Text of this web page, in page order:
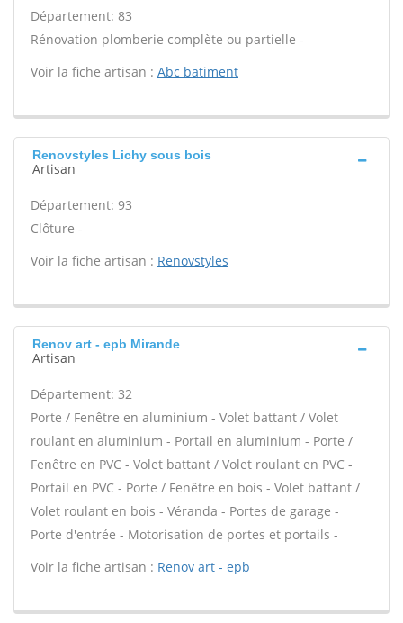
Département: 83
Rénovation plomberie complète ou partielle -
Voir la fiche artisan : Abc batiment
Renovstyles Lichy sous bois
Artisan
Département: 93
Clôture -
Voir la fiche artisan : Renovstyles
Renov art - epb Mirande
Artisan
Département: 32
Porte / Fenêtre en aluminium - Volet battant / Volet
roulant en aluminium - Portail en aluminium - Porte /
Fenêtre en PVC - Volet battant / Volet roulant en PVC -
Portail en PVC - Porte / Fenêtre en bois - Volet battant /
Volet roulant en bois - Véranda - Portes de garage -
Porte d'entrée - Motorisation de portes et portails -
Voir la fiche artisan : Renov art - epb